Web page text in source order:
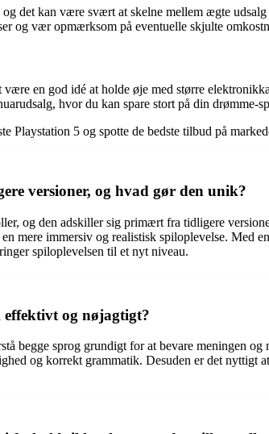
det kan være svært at skelne mellem ægte
og vær opmærksom på eventuelle skjulte
en god idé at holde øje med større
hvor du kan spare stort på din
Playstation 5 og spotte de bedste tilbud på
versioner, og hvad gør den unik?
og den adskiller sig primært fra tidligere
mere immersiv og realistisk spiloplevelse. Med
spiloplevelsen til et nyt niveau.
og nøjagtigt?
begge sprog grundigt for at bevare meningen
og korrekt grammatik. Desuden er det